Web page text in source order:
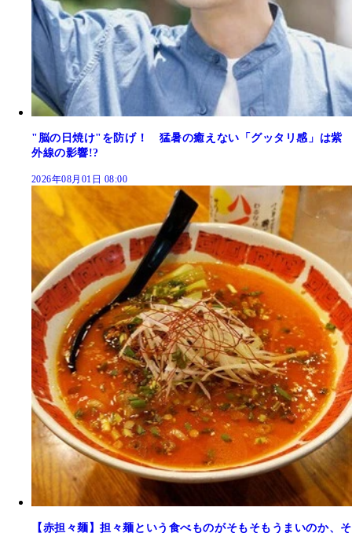
"脳の日焼け"を防げ！ 猛暑の癒えない「グッタリ感」は紫
外線の影響!?
2026年08月01日 08:00
【赤担々麺】担々麺という食べものがそもそもうまいのか、そ